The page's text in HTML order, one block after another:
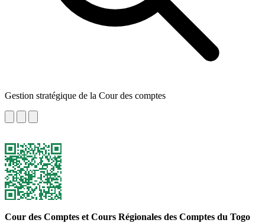
Gestion stratégique de la Cour des comptes
Cour des Comptes et Cours Régionales des Comptes du Togo